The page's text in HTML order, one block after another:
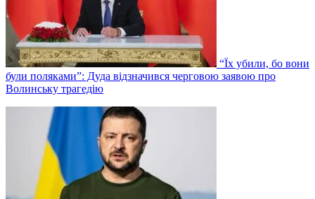
“Їх убили, бо вони
були поляками”: Дуда відзначився черговою заявою про
Волинську трагедію